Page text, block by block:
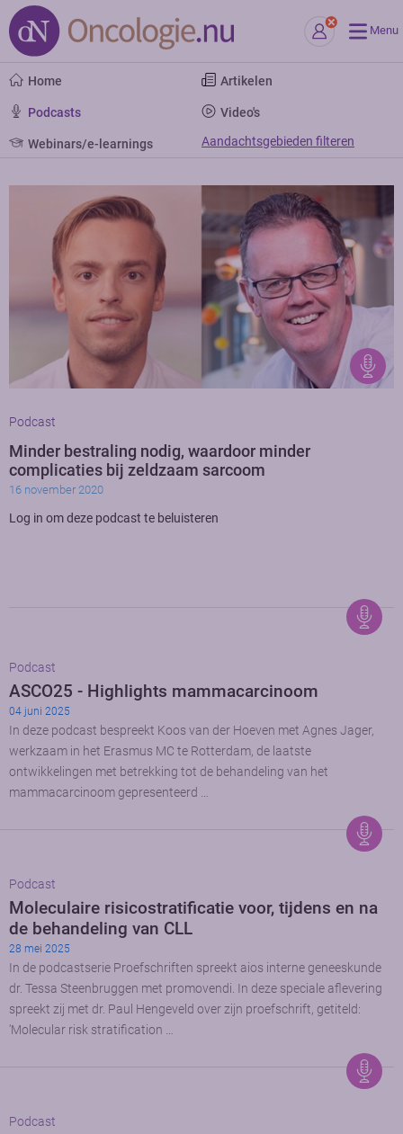
Menu
Home Artikelen
Podcasts Video's
Webinars/e-learnings Aandachtsgebieden filteren
Podcast
Minder bestraling nodig, waardoor minder
complicaties bij zeldzaam sarcoom
16 november 2020
Log in om deze podcast te beluisteren
Podcast
ASCO25 - Highlights mammacarcinoom
04 juni 2025
In deze podcast bespreekt Koos van der Hoeven met Agnes Jager,
werkzaam in het Erasmus MC te Rotterdam, de laatste
ontwikkelingen met betrekking tot de behandeling van het
mammacarcinoom gepresenteerd …
Podcast
Moleculaire risicostratificatie voor, tijdens en na
de behandeling van CLL
28 mei 2025
In de podcastserie Proefschriften spreekt aios interne geneeskunde
dr. Tessa Steenbruggen met promovendi. In deze speciale aflevering
spreekt zij met dr. Paul Hengeveld over zijn proefschrift, getiteld:
‘Molecular risk stratification …
Podcast